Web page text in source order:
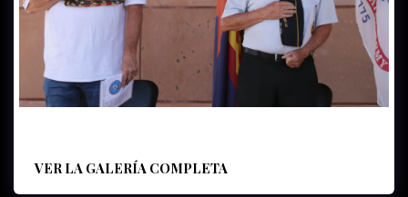
VER LA GALERÍA COMPLETA